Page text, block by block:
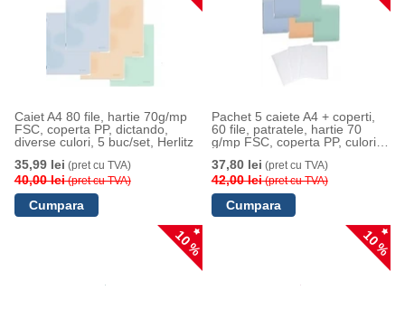
Caiet A4 80 file, hartie 70g/mp
FSC, coperta PP, dictando,
diverse culori, 5 buc/set, Herlitz
35,99 lei (pret cu TVA)
40,00 lei(pret cu TVA)
Pachet 5 caiete A4 + coperti,
60 file, patratele, hartie 70
g/mp FSC, coperta PP, culori
37,80 lei (pret cu TVA)
42,00 lei(pret cu TVA)
10 % 10 %